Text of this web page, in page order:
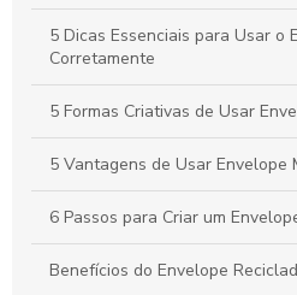
5 Dicas Essenciais para Usar o
Corretamente
5 Formas Criativas de Usar
5 Vantagens de Usar Envelope
6 Passos para Criar um
Benefícios do Envelope